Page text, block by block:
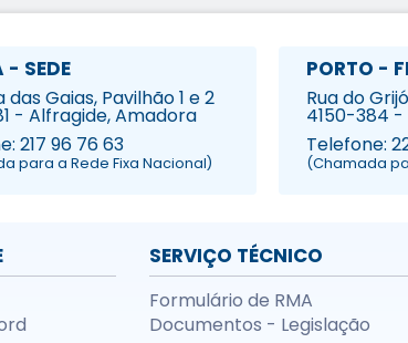
- SEDE
Gaias, Pavilhão 1 e 2
- Alfragide, Amadora
217 96 76 63
para a Rede Fixa Nacional)
PORTO -
Rua do
4150-384
Telefone:
(Chamada
SERVIÇO TÉCNICO
Formulário de RMA
Documentos - Legislação